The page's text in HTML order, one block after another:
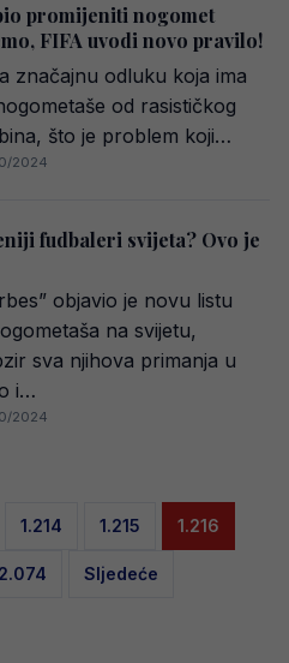
promijeniti nogomet
FIFA uvodi novo pravilo!
značajnu odluku koja ima
od rasističkog
što je problem koji…
2024
fudbaleri svijeta? Ovo je
objavio je novu listu
na svijetu,
sva njihova primanja u
i…
2024
1.214 1.215 1.216
2.074 Sljedeće